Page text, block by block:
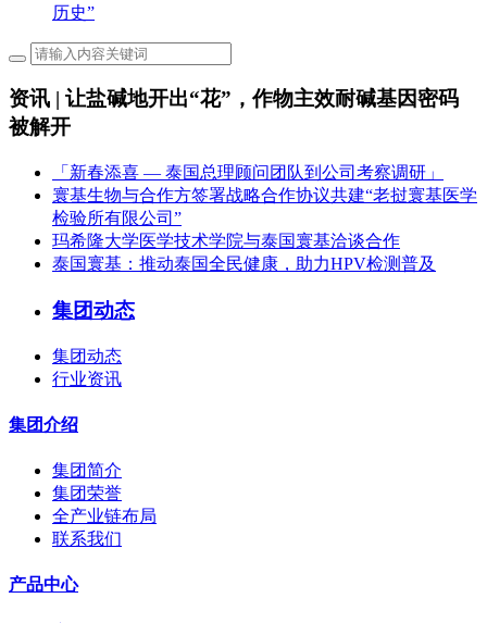
历史”
资讯 | 让盐碱地开出“花”，作物主效耐碱基因密码
被解开
「新春添喜 — 泰国总理顾问团队到公司考察调研」
寰基生物与合作方签署战略合作协议共建“老挝寰基医学
检验所有限公司”
玛希隆大学医学技术学院与泰国寰基洽谈合作
泰国寰基：推动泰国全民健康，助力HPV检测普及
集团动态
集团动态
行业资讯
集团介绍
集团简介
集团荣誉
全产业链布局
联系我们
产品中心